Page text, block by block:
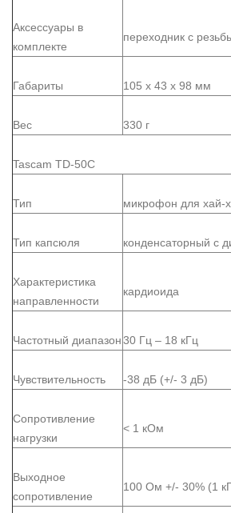
Аксессуары в
комплекте
переходник с
Габариты 105 x 43 x 98 мм
Вес 330 г
Tascam TD-50C
Тип микрофон для хай-
Тип капсюля конденсаторный с
Характеристика
направленности
кардиоида
Частотный диапазон30 Гц – 18 кГц
Чувствительность -38 дБ (+/- 3 дБ)
Сопротивление
нагрузки
< 1 кОм
Выходное
сопротивление
100 Ом +/- 30% (1